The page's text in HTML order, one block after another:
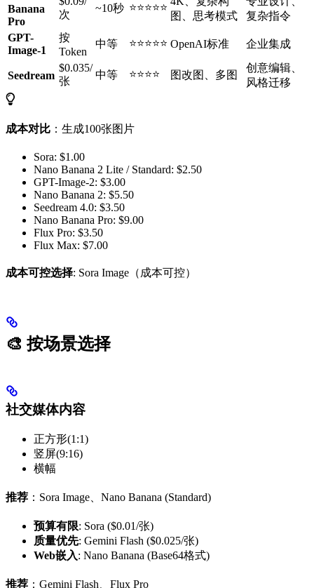
Banana
Pro
次
~10秒 ⭐⭐⭐⭐⭐
图、思考模式
复杂指令
GPT-
Image-1
按
Token
中等 ⭐⭐⭐⭐⭐ OpenAI标准 企业集成
Seedream
$0.035/
张
中等 ⭐⭐⭐⭐ 图改图、多图
创意编辑、
风格迁移
成本对比 ：生成100张图片
Sora: $1.00
Nano Banana 2 Lite / Standard: $2.50
GPT-Image-2: $3.00
Nano Banana 2: $5.50
Seedream 4.0: $3.50
Nano Banana Pro: $9.00
Flux Pro: $3.50
Flux Max: $7.00
成本可控选择: Sora Image（成本可控）
🎨 按场景选择
社交媒体内容
正方形(1:1)
竖屏(9:16)
横幅
推荐 ：Sora Image、Nano Banana (Standard)
预算有限: Sora ($0.01/张)
质量优先: Gemini Flash ($0.025/张)
Web嵌入: Nano Banana (Base64格式)
推荐 ：Gemini Flash、Flux Pro